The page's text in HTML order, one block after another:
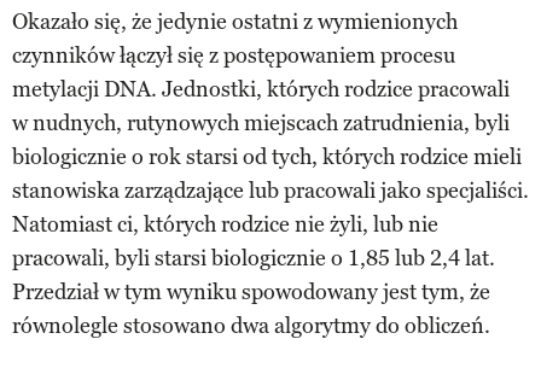
Okazało się, że jedynie ostatni z wymienionych
czynników łączył się z postępowaniem procesu
metylacji DNA. Jednostki, których rodzice pracowali
w nudnych, rutynowych miejscach zatrudnienia, byli
biologicznie o rok starsi od tych, których rodzice mieli
stanowiska zarządzające lub pracowali jako specjaliści.
Natomiast ci, których rodzice nie żyli, lub nie
pracowali, byli starsi biologicznie o 1,85 lub 2,4 lat.
Przedział w tym wyniku spowodowany jest tym, że
równolegle stosowano dwa algorytmy do obliczeń.